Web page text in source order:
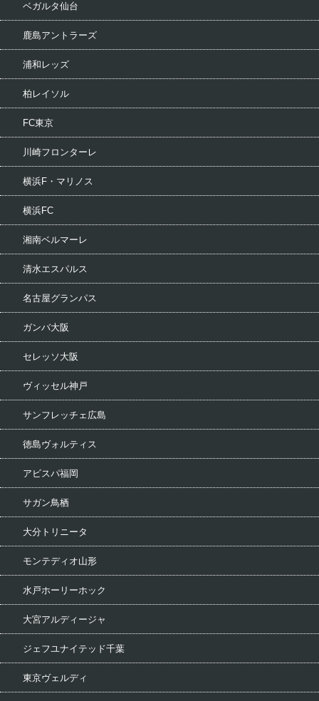
ベガルタ仙台
鹿島アントラーズ
浦和レッズ
柏レイソル
FC東京
川崎フロンターレ
横浜F・マリノス
横浜FC
湘南ベルマーレ
清水エスパルス
名古屋グランパス
ガンバ大阪
セレッソ大阪
ヴィッセル神戸
サンフレッチェ広島
徳島ヴォルティス
アビスパ福岡
サガン鳥栖
大分トリニータ
モンテディオ山形
水戸ホーリーホック
大宮アルディージャ
ジェフユナイテッド千葉
東京ヴェルディ